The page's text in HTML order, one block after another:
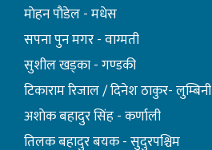
माेहन पाैडेल - मधेस
सपना पुन मगर - वाग्मती
सुशील खड्का - गण्डकी
टिकाराम रिजाल / दिनेश ठाकुर- लुम्बिनी
अशाेक बहादुर सिंह - कर्णाली
तिलक बहादुर बयक - सुदुरपश्चिम